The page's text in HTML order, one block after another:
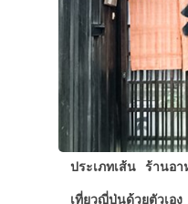
ประเภทเส้น ร้านอา
เที่ยวญี่ปุ่นด้วยตัวเอง